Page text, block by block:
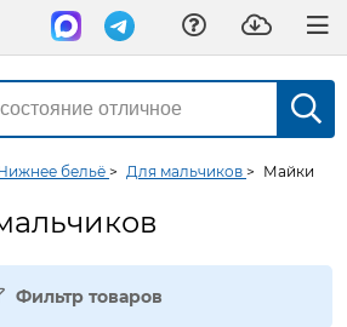
бельё> Для мальчиков > Майки
Фильтр товаров